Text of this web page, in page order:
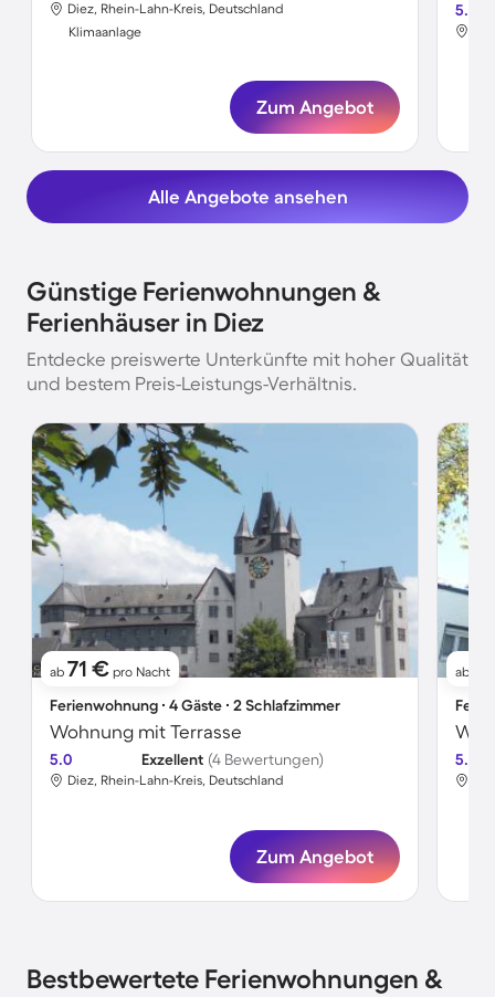
Diez, Rhein-Lahn-Kreis, Deutschland
Klimaanlage
Zum Angebot
5.0
Alle Angebote ansehen
Günstige Ferienwohnungen &
Ferienhäuser in Diez
Entdecke preiswerte Unterkünfte mit hoher Qualität
und bestem Preis-Leistungs-Verhältnis.
ab 71 € pro Nacht
Ferienwohnung ∙ 4 Gäste ∙ 2 Schlafzimmer
Wohnung mit Terrasse
5.0 Exzellent (4 Bewertungen)
Diez, Rhein-Lahn-Kreis, Deutschland
Zum Angebot
ab
5.0
Bestbewertete Ferienwohnungen &